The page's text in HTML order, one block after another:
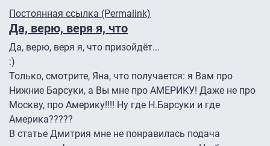
Постоянная ссылка (Permalink)
Да, верю, веря я, что
Да, верю, веря я, что призойдёт...
:)
Только, смотрите, Яна, что получается: я Вам про
Нижние Барсуки, а Вы мне про АМЕРИКУ! Даже не про
Москву, про Америку!!!! Ну где Н.Барсуки и где
Америка?????
В статье Дмитрия мне не понравилась подача